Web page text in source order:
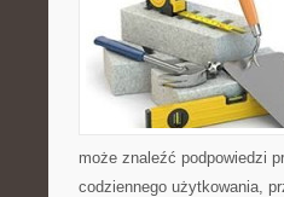
może znaleźć podpowiedzi
codziennego użytkowania,